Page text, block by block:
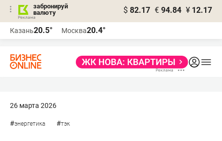
забронируй
валюту
$ 82.17 € 94.84 ¥ 12.17
Казань20.5° Москва20.4°
26 марта 2026
#энергетика #тэк